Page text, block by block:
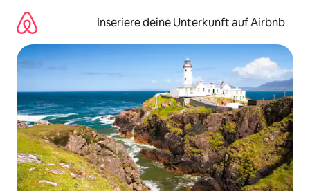
Inhalten
springen
Inseriere deine Unterkunft auf Airbnb